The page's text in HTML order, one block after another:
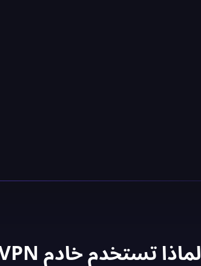
لماذا تستخدم خادم VPN كوستاريكي مجاني في 2026؟